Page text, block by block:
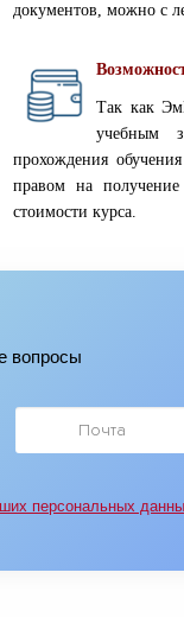
документов, можно с
Так как
учебным
прохождения
правом на
стоимости курса.
вопросы
персональных